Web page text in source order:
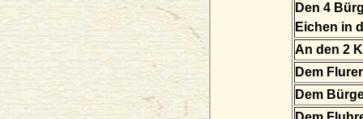
Den 4
Eichen in
An den 2
Dem
Dem